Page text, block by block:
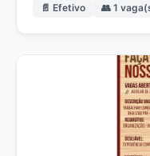
📄 Efetivo 👥 1